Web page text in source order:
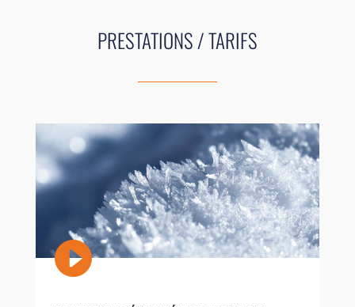
PRESTATIONS / TARIFS
